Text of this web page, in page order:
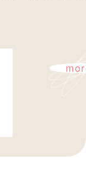
した「家事